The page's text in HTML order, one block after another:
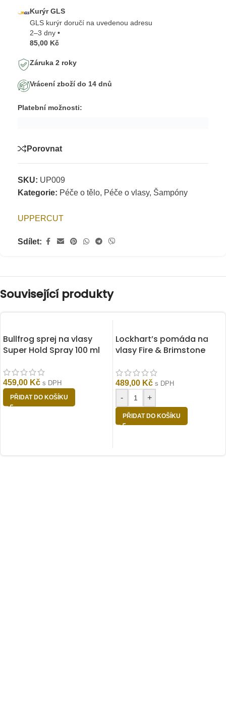
Kurýr GLS
GLS kurýr doručí na uvedenou adresu
2–3 dny •
85,00 Kč
Záruka 2 roky
Vrácení zboží do 14 dnů
Platební možnosti:
Porovnat
SKU: UP009
Kategorie: Péče o tělo, Péče o vlasy, Šampóny
UPPERCUT
Sdílet:
Související produkty
Bullfrog sprej na vlasy
Super Hold Spray 100 ml
459,00 Kč s DPH
PŘIDAT DO KOŠÍKU
Lockhart’s pomáda na
vlasy Fire & Brimstone
489,00 Kč s DPH
- +
PŘIDAT DO KOŠÍKU